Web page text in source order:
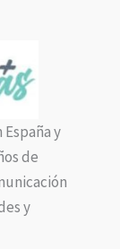
y
de
y